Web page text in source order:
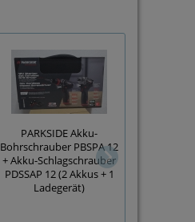
PARKSIDE Akku-
Bohrschrauber PBSPA 12
+ Akku-Schlagschrauber
PDSSAP 12 (2 Akkus + 1
Ladegerät)